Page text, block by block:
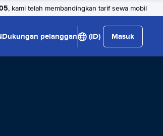
, kami telah membandingkan tarif sewa mobil
Dukungan pelanggan (ID) Masuk